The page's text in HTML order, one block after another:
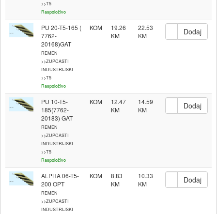
>>T5
Raspoloživo
PU 20-T5-165 (
7762-
20168)GAT
REMEN
>>ZUPCASTI
INDUSTRIJSKI
>>T5
Raspoloživo
KOM 19.26 22.53
PU 10-T5-
185(7762-
20183) GAT
REMEN
>>ZUPCASTI
INDUSTRIJSKI
>>T5
Raspoloživo
KOM 12.47 14.59
ALPHA 06-T5-
200 OPT
REMEN
>>ZUPCASTI
INDUSTRIJSKI
KOM 8.83 10.33